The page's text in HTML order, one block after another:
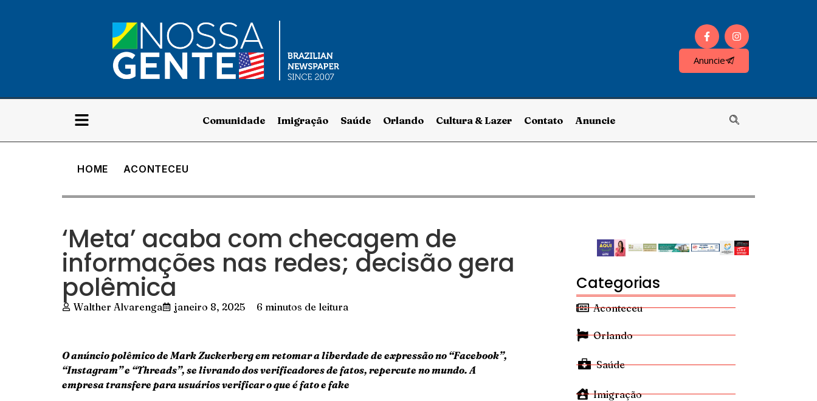
Anuncie
Comunidade Imigração Saúde Orlando Cultura & Lazer Contato Anuncie
HOME ACONTECEU
‘Meta’ acaba com checagem de
informações nas redes; decisão gera
polêmica
Walther Alvarenga janeiro 8, 2025 6 minutos de leitura
O anúncio polêmico de Mark Zuckerberg em retomar a liberdade de expressão no “Facebook”,
“Instagram” e “Threads”, se livrando dos verificadores de fatos, repercute no mundo. A
empresa transfere para usuários verificar o que é fato e fake
Categorias
Aconteceu
Orlando
Saúde
Imigração